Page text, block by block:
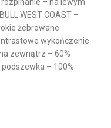
– na lewym
WEST COAST –
żebrowane
wykończenie
zewnątrz – 60%
podszewka – 100%